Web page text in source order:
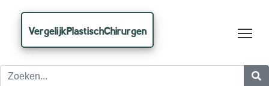
VergelijkPlastischChirurgen